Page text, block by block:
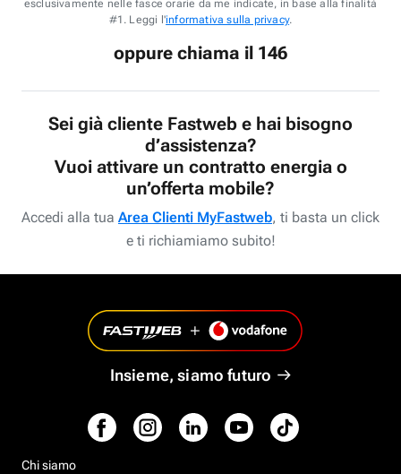
esclusivamente nelle fasce orarie da me indicate, in base alla finalità
#1. Leggi l'informativa sulla privacy.
oppure chiama il 146
Sei già cliente Fastweb e hai bisogno
d’assistenza?
Vuoi attivare un contratto energia o
un’offerta mobile?
Accedi alla tua Area Clienti MyFastweb, ti basta un click
e ti richiamiamo subito!
Insieme, siamo futuro
Chi siamo